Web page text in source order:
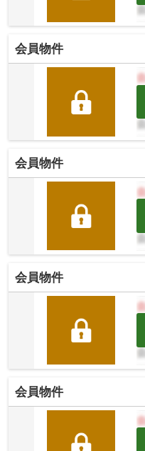
会員物件
会員物件
会員物件
会員物件